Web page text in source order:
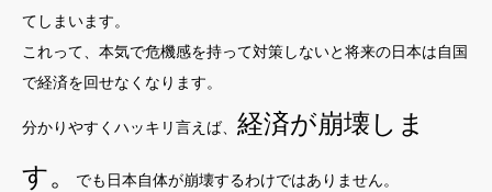
てしまいます。
これって、本気で危機感を持って対策しないと将来の日本は自国
で経済を回せなくなります。
分かりやすくハッキリ言えば、 経済が崩壊しま
す。
でも日本自体が崩壊するわけではありません。